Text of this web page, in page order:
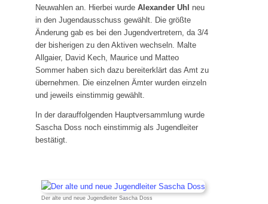
Neuwahlen an. Hierbei wurdeAlexander Uhl neu
in den Jugendausschuss gewählt. Die größte
Änderung gab es bei den Jugendvertretern, da 3/4
der bisherigen zu den Aktiven wechseln. Malte
Allgaier, David Kech, Maurice und Matteo
Sommer haben sich dazu bereiterklärt das Amt zu
übernehmen. Die einzelnen Ämter wurden einzeln
und jeweils einstimmig gewählt.
In der darauffolgenden Hauptversammlung wurde
Sascha Doss noch einstimmig als Jugendleiter
bestätigt.
Der alte und neue Jugendleiter Sascha Doss